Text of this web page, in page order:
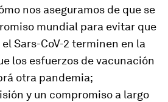
nos aseguramos de que se
mundial para evitar que
Sars-CoV-2 terminen en la
los esfuerzos de vacunación
otra pandemia;
y un compromiso a largo